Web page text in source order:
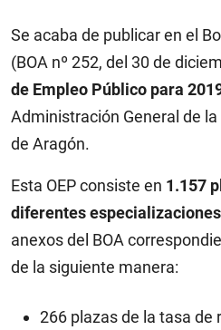
Se acaba de publicar en el
(BOA nº 252, del 30 de
de Empleo Público para
Administración General de
de Aragón.
Esta OEP consiste en 1.157
diferentes especializaciones
anexos del BOA
de la siguiente manera:
266 plazas de la tasa de